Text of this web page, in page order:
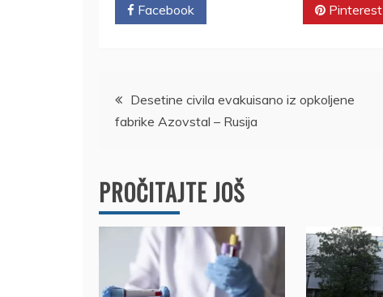
Facebook Pinterest
Kretanje
članka
Desetine civila evakuisano iz opkoljene
fabrike Azovstal – Rusija
PROČITAJTE JOŠ